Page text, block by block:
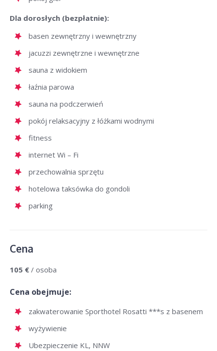
Dla dorosłych (bezpłatnie):
basen zewnętrzny i wewnętrzny
jacuzzi zewnętrzne i wewnętrzne
sauna z widokiem
łaźnia parowa
sauna na podczerwień
pokój relaksacyjny z łóżkami wodnymi
fitness
internet Wi – Fi
przechowalnia sprzętu
hotelowa taksówka do gondoli
parking
Cena
105 € / osoba
Cena obejmuje:
zakwaterowanie Sporthotel Rosatti ***s z basenem
wyżywienie
Ubezpieczenie KL, NNW